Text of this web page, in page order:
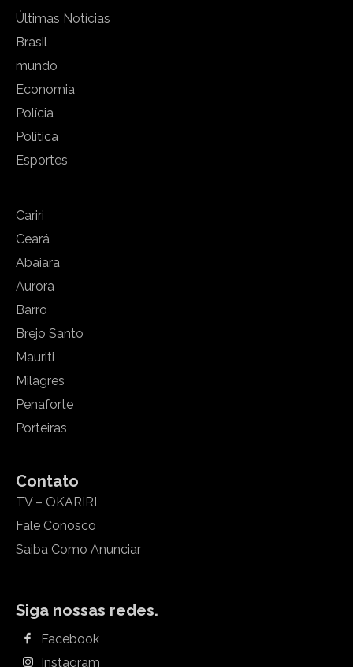
Últimas Notícias
Brasil
mundo
Economia
Polícia
Política
Esportes
Cariri
Ceará
Abaiara
Aurora
Barro
Brejo Santo
Mauriti
Milagres
Penaforte
Porteiras
Contato
TV – OKARIRI
Fale Conosco
Saiba Como Anunciar
Siga nossas redes.
Facebook
Instagram